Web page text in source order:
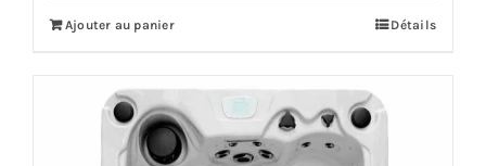
16,799.00€.
Ajouter au panier Détails